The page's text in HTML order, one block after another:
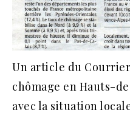
Un article du
chômage en Hauts-
avec la situation